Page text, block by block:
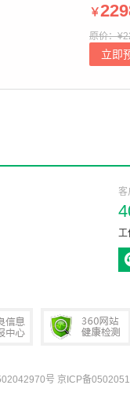
￥
原价：
立即
客
工
号 京ICP备